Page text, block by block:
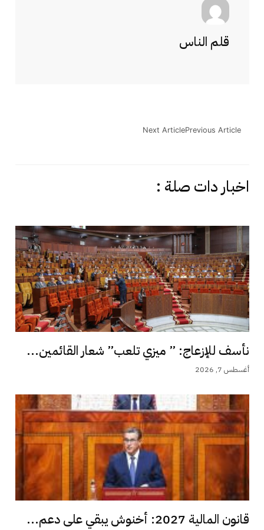
قلم الناس
Previous Article
Next Article
اخبار دات صلة :
نأسف للإزعاج: ” ميزي تلعب” شعار القائمين...
أغسطس 7, 2026
قانون المالية 2027: أخنوش يبقي على دعم...